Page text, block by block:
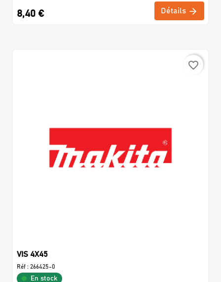
8,40 € Détails
favorite_border
VIS 4X45
Réf : 266425-0
En stock